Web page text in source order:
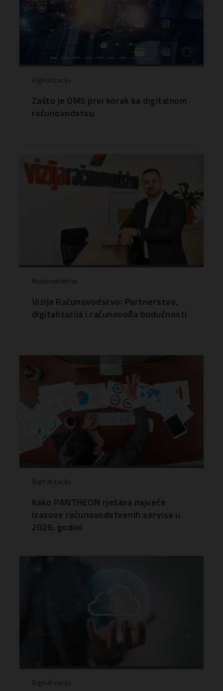
Digitalizacija
Zašto je DMS prvi korak ka digitalnom
računovodstvu
Računovodstvo
Vizija Računovodstvo: Partnerstvo,
digitalizacija i računovođa budućnosti
Digitalizacija
Kako PANTHEON rješava najveće
izazove računovodstvenih servisa u
2026. godini
Digitalizacija